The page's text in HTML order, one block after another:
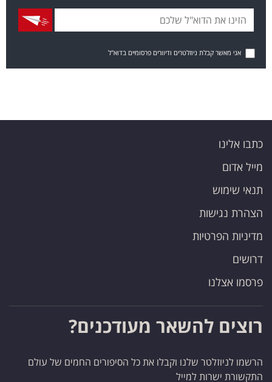
אני מאשר קבלת ניוזלטרים ודיוורים פרסומיים בדוא"ל
כתבו אלינו
מייל אדום
תנאי שימוש
הצהרת נגישות
מדיניות הפרטיות
דרושים
פרסמו אצלנו
רוצים להשאר מעודכנים?
הרשמו לניוזלטר שלנו וקבלו את כל הסיפורים החמים של עולם
התקשורת ישרות למייל